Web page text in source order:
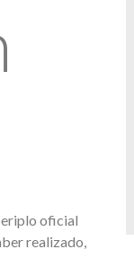
oficial
realizado,